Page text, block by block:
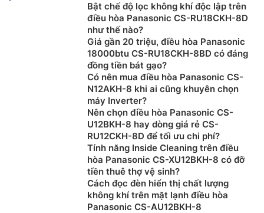
Bật chế độ lọc không khí độc lập trên
điều hòa Panasonic CS-RU18CKH-8D
như thế nào?
Giá gần 20 triệu, điều hòa Panasonic
18000btu CS-RU18CKH-8BD có đáng
đồng tiền bát gạo?
Có nên mua điều hòa Panasonic CS-
N12AKH-8 khi ai cũng khuyên chọn
máy Inverter?
Nên chọn điều hòa Panasonic CS-
U12BKH-8 hay dòng giá rẻ CS-
RU12CKH-8D để tối ưu chi phí?
Tính năng Inside Cleaning trên điều
hòa Panasonic CS-XU12BKH-8 có đỡ
tiền thuê thợ vệ sinh?
Cách đọc đèn hiển thị chất lượng
không khí trên mặt lạnh điều hòa
Panasonic CS-AU12BKH-8